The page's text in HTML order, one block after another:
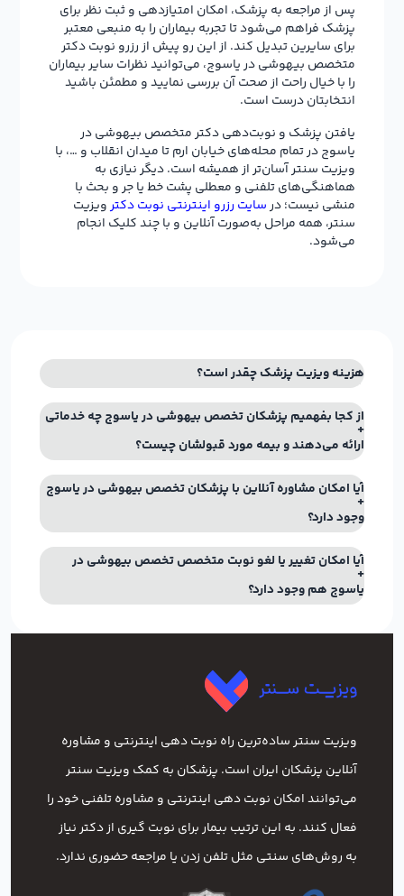
پس از مراجعه به پزشک، امکان امتیازدهی و ثبت نظر برای
پزشک فراهم می‌شود تا تجربه بیماران را به منبعی معتبر
برای سایرین تبدیل کند. از این رو پیش از رزرو نوبت دکتر
متخصص بیهوشی در یاسوج، می‌توانید نظرات سایر بیماران
را با خیال راحت از صحت آن بررسی نمایید و مطمئن باشید
انتخابتان درست است.
یافتن پزشک و نوبت‌دهی دکتر متخصص بیهوشی در
یاسوج در تمام محله‌های خیابان ارم تا میدان انقلاب و …، با
ویزیت سنتر آسان‌تر از همیشه است. دیگر نیازی به
هماهنگی‌های تلفنی و معطلی پشت خط یا جر و بحث با
منشی نیست؛ درسایت رزرو اینترنتی نوبت دکترویزیت
سنتر، همه مراحل به‌صورت آنلاین و با چند کلیک انجام
می‌شود.
هزینه ویزیت پزشک چقدر است؟
از کجا بفهمیم پزشکان تخصص بیهوشی در یاسوج چه خدماتی
ارائه می‌دهند و بیمه مورد قبولشان چیست؟
آیا امکان مشاوره آنلاین با پزشکان تخصص بیهوشی در یاسوج
وجود دارد؟
آیا امکان تغییر یا لغو نوبت متخصص تخصص بیهوشی در
یاسوج هم وجود دارد؟
ویزیت سنتر ساده‌ترین راه نوبت‌ دهی اینترنتی و مشاوره
آنلاین پزشکان ایران است. پزشکان به کمک ویزیت سنتر
می‌توانند امکان نوبت دهی اینترنتی و مشاوره تلفنی خود را
فعال کنند. به این ترتیب بیمار برای نوبت گیری از دکتر نیاز
به روش‌های سنتی مثل تلفن زدن یا مراجعه حضوری ندارد.